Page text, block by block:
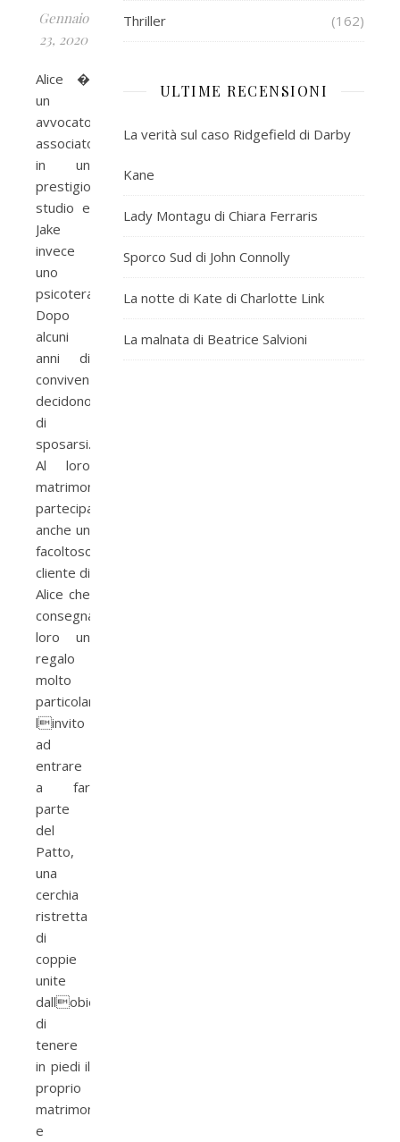
Gennaio
23, 2020
Alice �
un
avvocato
associato
in un
prestigioso
studio e
Jake
invece
uno
psicoterapeuta.
Dopo
alcuni
anni di
convivenza
decidono
di
sposarsi.
Al loro
matrimonio
partecipa
anche un
facoltoso
cliente di
Alice che
consegna
loro un
regalo
molto
particolare:
linvito
ad
entrare
a far
parte
del
Patto,
una
cerchia
ristretta
di
coppie
unite
dallobiettivo
di
tenere
in piedi il
proprio
matrimonio
e
Thriller (162)
ULTIME RECENSIONI
La verità sul caso Ridgefield di Darby
Kane
Lady Montagu di Chiara Ferraris
Sporco Sud di John Connolly
La notte di Kate di Charlotte Link
La malnata di Beatrice Salvioni